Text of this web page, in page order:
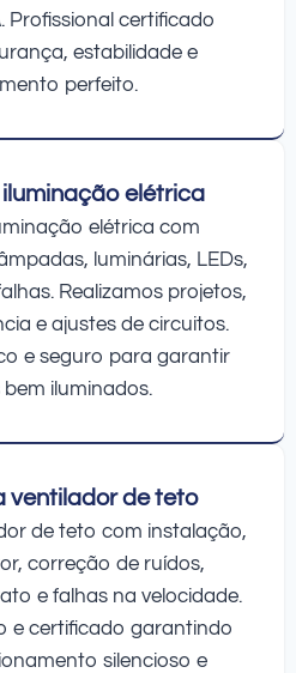
Profissional certificado
estabilidade e
perfeito.
elétrica
elétrica com
luminárias, LEDs,
Realizamos projetos,
e ajustes de circuitos.
e seguro para garantir
iluminados.
ventilador de teto
de teto com instalação,
correção de ruídos,
e falhas na velocidade.
e certificado garantindo
silencioso e